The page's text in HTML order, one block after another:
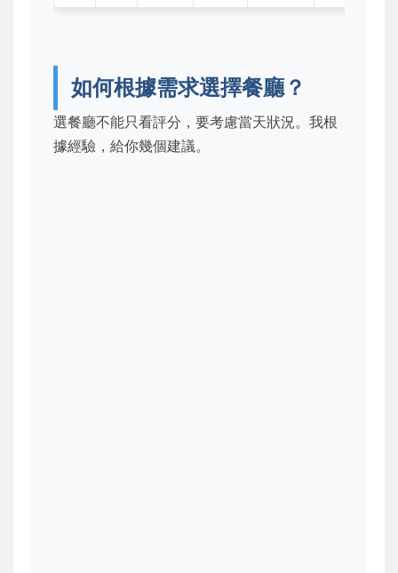
如何根據需求選擇餐廳？
選餐廳不能只看評分，要考慮當天狀況。我根
據經驗，給你幾個建議。